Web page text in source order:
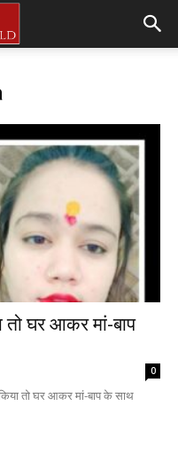
तो घर आकर मां-बाप
0
तो घर आकर मां-बाप के साथ